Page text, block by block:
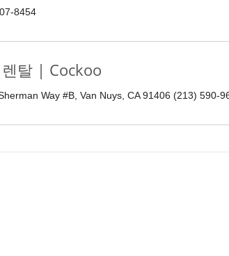
8454
탈 | Cockoo
Way #B, Van Nuys, CA 91406 (213) 590-